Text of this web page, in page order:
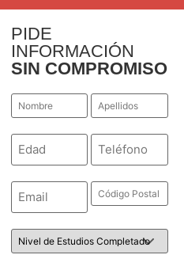
PIDE
INFORMACIÓN
SIN COMPROMISO
Nombre Apellidos
*
Número Teléfono
Email
Código
Postal
Nivel
de